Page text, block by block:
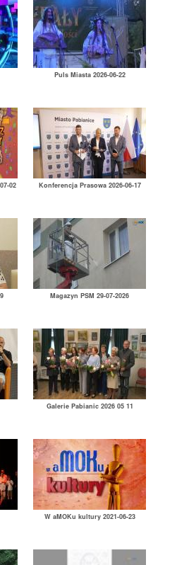
Puls Miasta 2026-06-22
02 Konferencja Prasowa 2026-06-17
Magazyn PSM 29-07-2026
Galerie Pabianic 2026 05 11
W aMOKu kultury 2021-06-23